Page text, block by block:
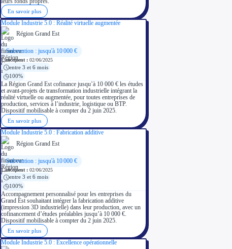
En savoir plus
Module Industrie 5.0 : Réalité virtuelle augmentée
Région Grand Est
Subvention : jusqu'à 10 000 €
Lancement : 02/06/2025
entre 3 et 6 mois
100%
La Région Grand Est cofinance jusqu’à 10 000 € les études
et avant-projets de transformation industrielle intégrant la
réalité virtuelle ou augmentée, pour toutes entreprises de
production, services à l’industrie, logistique ou BTP.
Dispositif mobilisable à compter du 2 juin 2025.
En savoir plus
Module Industrie 5.0 : Fabrication additive
Région Grand Est
Subvention : jusqu'à 10 000 €
Lancement : 02/06/2025
entre 3 et 6 mois
100%
Accompagnement personnalisé pour les entreprises du
Grand Est souhaitant intégrer la fabrication additive
(impression 3D industrielle) dans leur production, avec un
cofinancement d’études préalables jusqu’à 10 000 €.
Dispositif mobilisable à compter du 2 juin 2025.
En savoir plus
Module Industrie 5.0 : Excellence opérationnelle